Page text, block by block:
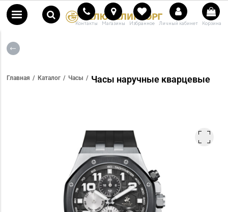
Контакты Магазины Избранное Личный кабинет Корзина
Главная Каталог Часы Часы наручные кварцевые